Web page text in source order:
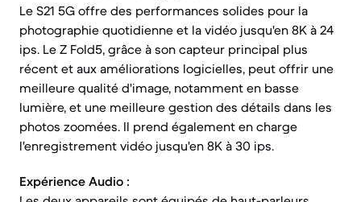
Le S21 5G offre des performances solides pour la
photographie quotidienne et la vidéo jusqu'en 8K à 24
ips. Le Z Fold5, grâce à son capteur principal plus
récent et aux améliorations logicielles, peut offrir une
meilleure qualité d'image, notamment en basse
lumière, et une meilleure gestion des détails dans les
photos zoomées. Il prend également en charge
l'enregistrement vidéo jusqu'en 8K à 30 ips.
Expérience Audio :